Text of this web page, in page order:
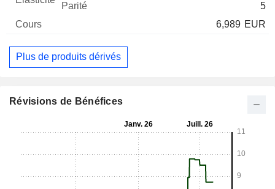
5
6,989 EUR
Plus de produits dérivés
Révisions de Bénéfices